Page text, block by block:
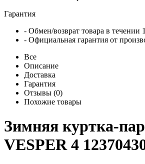
Гарантия
- Обмен/возврат товара в течении
- Официальная гарантия от
Все
Описание
Доставка
Гарантия
Отзывы (0)
Похожие товары
Зимняя куртка-
VESPER 4